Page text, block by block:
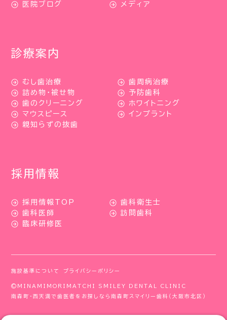
医院ブログ
メディア
診療案内
むし歯治療
歯周病治療
詰め物・被せ物
予防歯科
歯のクリーニング
ホワイトニング
マウスピース
インプラント
親知らずの抜歯
採用情報
採用情報TOP
歯科衛生士
歯科医師
訪問歯科
臨床研修医
施設基準について プライバシーポリシー
©MINAMIMORIMATCHI SMILEY DENTAL CLINIC
南森町・西天満で歯医者をお探しなら南森町スマイリー歯科（大阪市北区）